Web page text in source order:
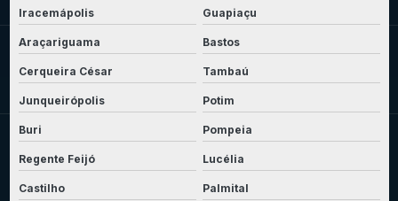
Iracemápolis Guapiaçu
Araçariguama Bastos
Cerqueira César Tambaú
Junqueirópolis Potim
Buri Pompeia
Regente Feijó Lucélia
Castilho Palmital